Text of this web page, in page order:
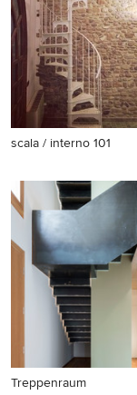
scala / interno 101
Treppenraum